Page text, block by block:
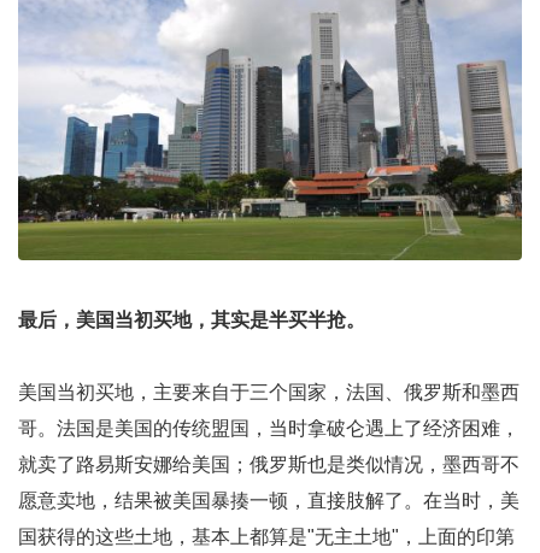
最后，美国当初买地，其实是半买半抢。
美国当初买地，主要来自于三个国家，法国、俄罗斯和墨西
哥。法国是美国的传统盟国，当时拿破仑遇上了经济困难，
就卖了路易斯安娜给美国；俄罗斯也是类似情况，墨西哥不
愿意卖地，结果被美国暴揍一顿，直接肢解了。在当时，美
国获得的这些土地，基本上都算是"无主土地"，上面的印第